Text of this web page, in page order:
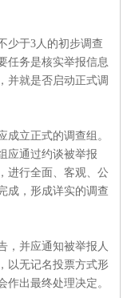
少于3人的初步调查
任务是核实举报信息
并就是否启动正式调
立正式的调查组。
应通过约谈被举报
进行全面、客观、公
成，形成详实的调查
，并应通知被举报人
以无记名投票方式形
作出最终处理决定。